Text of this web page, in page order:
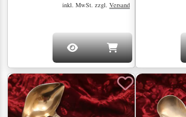
inkl. MwSt. zzgl. Versand